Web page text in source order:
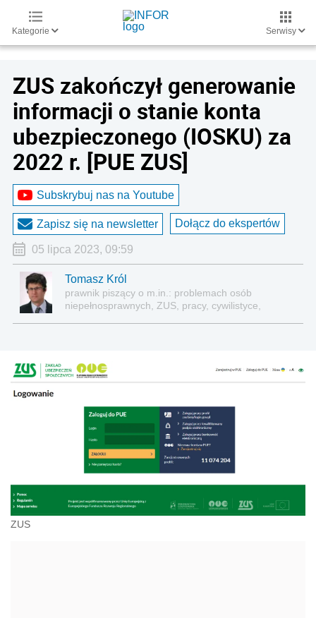
Kategorie Serwisy
ZUS zakończył generowanie
informacji o stanie konta
ubezpieczonego (IOSKU) za
2022 r. [PUE ZUS]
Subskrybuj nas na Youtube
Zapisz się na newsletter Dołącz do ekspertów
05 lipca 2023, 09:59
Tomasz Król
prawnik piszący o m.in.: problemach osób
niepełnosprawnych, ZUS, pracy, cywilistyce,
ZUS